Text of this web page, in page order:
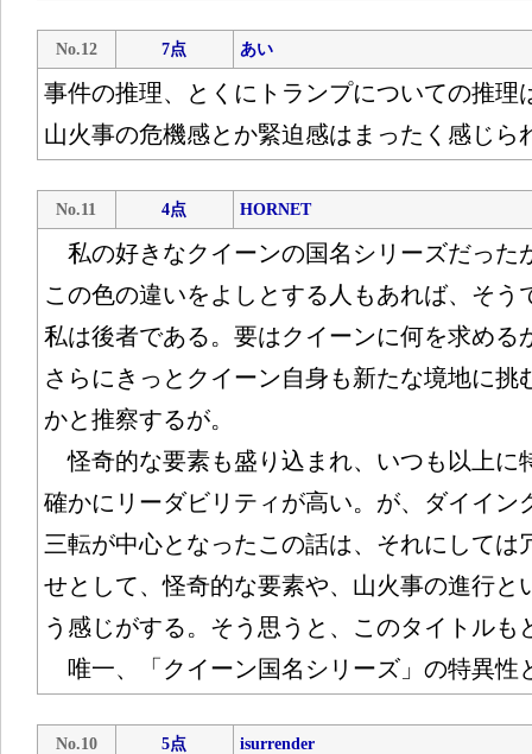
No.12 7点 あい
事件の推理、とくにトランプについての推理
山火事の危機感とか緊迫感はまったく感じら
No.11 4点 HORNET
私の好きなクイーンの国名シリーズだった
この色の違いをよしとする人もあれば、そう
私は後者である。要はクイーンに何を求める
さらにきっとクイーン自身も新たな境地に挑
かと推察するが。
怪奇的な要素も盛り込まれ、いつも以上に
確かにリーダビリティが高い。が、ダイイン
三転が中心となったこの話は、それにしては
せとして、怪奇的な要素や、山火事の進行と
う感じがする。そう思うと、このタイトルも
唯一、「クイーン国名シリーズ」の特異性
No.10 5点 isurrender